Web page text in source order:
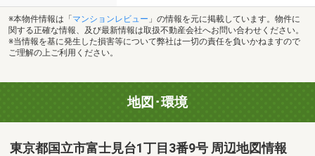
※本物件情報は「 マンションレビュー 」の情報を元に掲載しています。物件に
関する正確な情報、及び最新情報は取扱不動産会社へお問い合わせください。
※当情報を基に発生した損害等について弊社は一切の責任を負いかねますので
ご理解の上ご利用ください。
地図･環境
東京都国立市富士見台1丁目3番9号 周辺地図情報